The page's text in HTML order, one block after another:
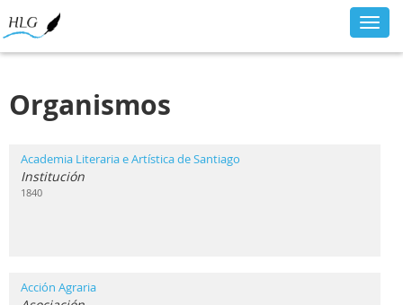
Organismos
Academia Literaria e Artística de Santiago
Institución
1840
Acción Agraria